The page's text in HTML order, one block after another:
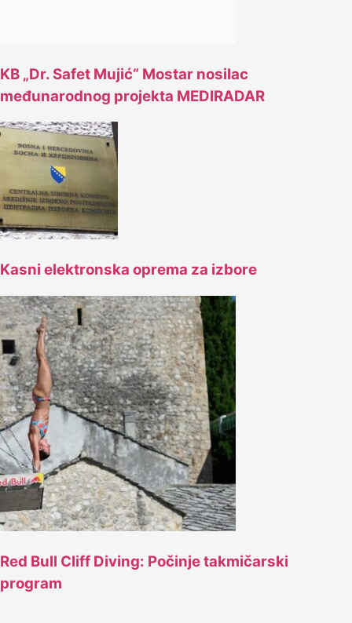
KB „Dr. Safet Mujić“ Mostar nosilac
međunarodnog projekta MEDIRADAR
Kasni elektronska oprema za izbore
Red Bull Cliff Diving: Počinje takmičarski
program